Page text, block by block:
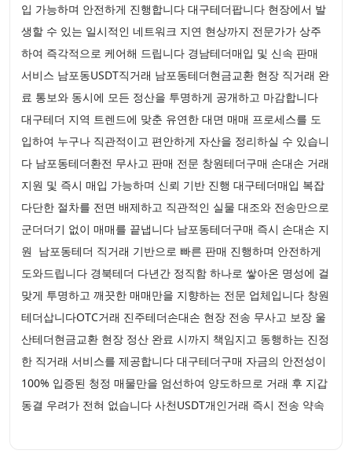
입 가능하며 안전하게 진행합니다 대구테더팝니다 현장에서 발
생할 수 있는 일시적인 네트워크 지연 현상까지 전문가가 상주
하여 즉각적으로 케어해 드립니다 경남테더매입 및 신속 판매
서비스 남포동USDT직거래 남포동테더현금교환 현장 직거래 완
료 통보와 동시에 모든 정산을 투명하게 공개하고 마감합니다
대구테더 지역 트렌드에 맞춘 유연한 대면 매매 프로세스를 도
입하여 누구나 직관적이고 편안하게 자산을 정리하실 수 있습니
다 남포동테더환전 무사고 판매 전문 창원테더구매 손대손 거래
지원 및 즉시 매입 가능하며 신뢰 기반 진행 대구테더매입 복잡
다단한 절차를 전면 배제하고 직관적인 실물 대조와 전송만으로
군더더기 없이 매매를 끝냅니다 남포동테더구매 즉시 손대손 지
원 남포동테더 직거래 기반으로 빠른 판매 진행하며 안전하게
도와드립니다 경북테더 다년간 정직함 하나로 쌓아온 명성에 걸
맞게 투명하고 깨끗한 매매만을 지향하는 전문 업체입니다 창원
테더삽니다OTC거래 진주테더손대손 현장 전송 무사고 보장 울
산테더현금교환 현장 정산 완료 시까지 책임지고 동행하는 진정
한 직거래 서비스를 제공합니다 대구테더구매 자금의 안전성이
100% 입증된 청정 매물만을 엄선하여 양도하므로 거래 후 지갑
동결 우려가 전혀 없습니다 사천USDT개인거래 즉시 전송 약속